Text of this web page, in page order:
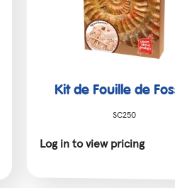
Kit de Fouille de
SC250
Log in to view pricing